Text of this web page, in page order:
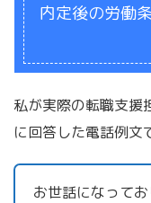
内定後の労働
私が実際の転職支援
に回答した電話例文
お世話になって